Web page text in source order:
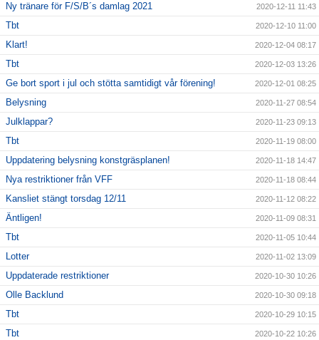
Ny tränare för F/S/B´s damlag 2021 2020-12-11 11:43
Tbt 2020-12-10 11:00
Klart! 2020-12-04 08:17
Tbt 2020-12-03 13:26
Ge bort sport i jul och stötta samtidigt vår förening! 2020-12-01 08:25
Belysning 2020-11-27 08:54
Julklappar? 2020-11-23 09:13
Tbt 2020-11-19 08:00
Uppdatering belysning konstgräsplanen! 2020-11-18 14:47
Nya restriktioner från VFF 2020-11-18 08:44
Kansliet stängt torsdag 12/11 2020-11-12 08:22
Äntligen! 2020-11-09 08:31
Tbt 2020-11-05 10:44
Lotter 2020-11-02 13:09
Uppdaterade restriktioner 2020-10-30 10:26
Olle Backlund 2020-10-30 09:18
Tbt 2020-10-29 10:15
Tbt 2020-10-22 10:26